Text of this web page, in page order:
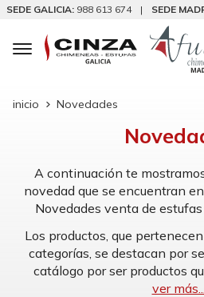
SEDE GALICIA: 988 613 674 | SEDE
inicio Novedades
A continuación te
novedad que se encuentran
Novedades venta de
Los productos, que
categorías, se destacan por
catálogo por ser productos
ver más...